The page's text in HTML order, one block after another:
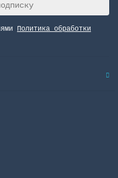
Политика обработки